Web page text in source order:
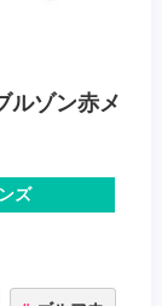
ルゾン赤メ
ズ